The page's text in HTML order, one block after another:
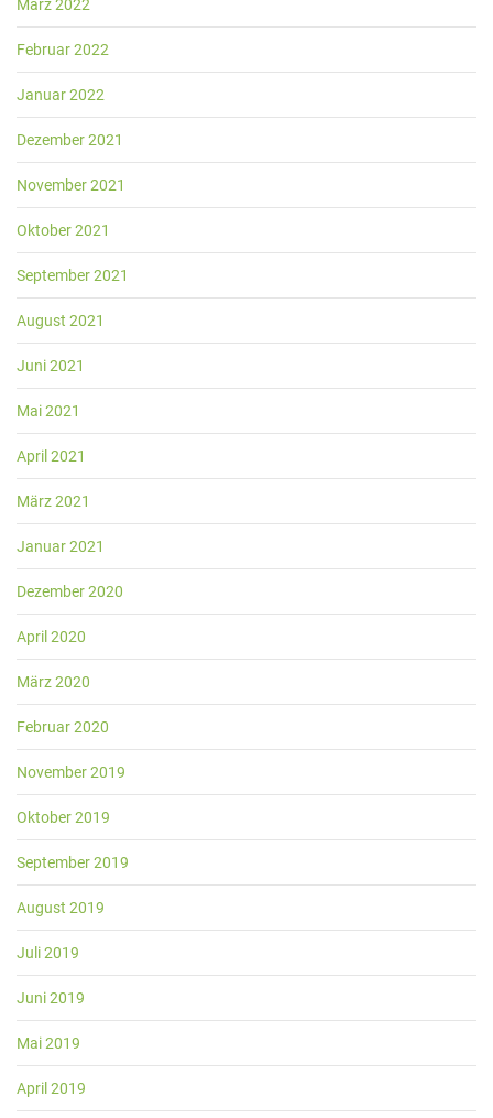
März 2022
Februar 2022
Januar 2022
Dezember 2021
November 2021
Oktober 2021
September 2021
August 2021
Juni 2021
Mai 2021
April 2021
März 2021
Januar 2021
Dezember 2020
April 2020
März 2020
Februar 2020
November 2019
Oktober 2019
September 2019
August 2019
Juli 2019
Juni 2019
Mai 2019
April 2019